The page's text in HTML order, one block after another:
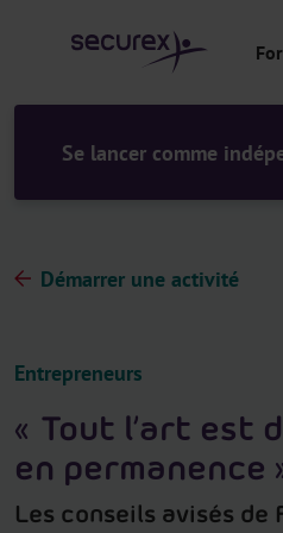
Se lancer comme
Démarrer une activité
Entrepreneurs
« Tout l’art est
en permanence
Les conseils avisés